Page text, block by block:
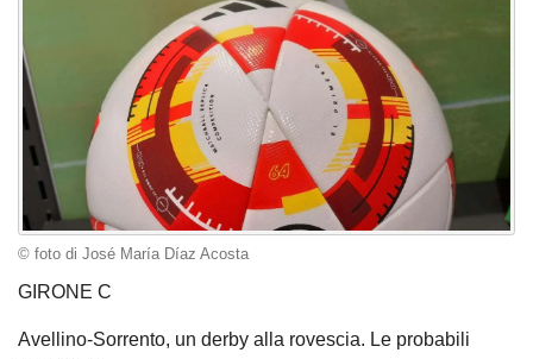
© foto di José María Díaz Acosta
GIRONE C
Avellino-Sorrento, un derby alla rovescia. Le probabili